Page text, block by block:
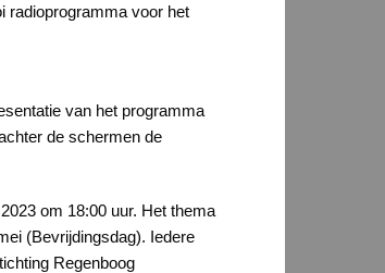
radioprogramma voor het
van het programma
de schermen de
om 18:00 uur. Het thema
(Bevrijdingsdag). Iedere
Regenboog